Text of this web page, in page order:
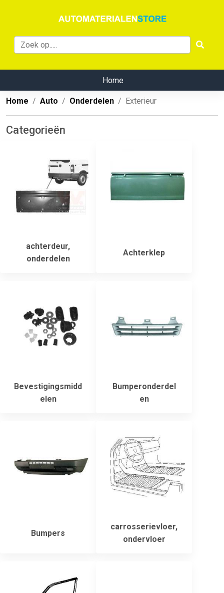
Home
Home Auto Onderdelen Exterieur
Categorieën
achterdeur,
onderdelen
Achterklep
Bevestigingsmidd
elen
Bumperonderdel
en
Bumpers
carrosserievloer,
ondervloer